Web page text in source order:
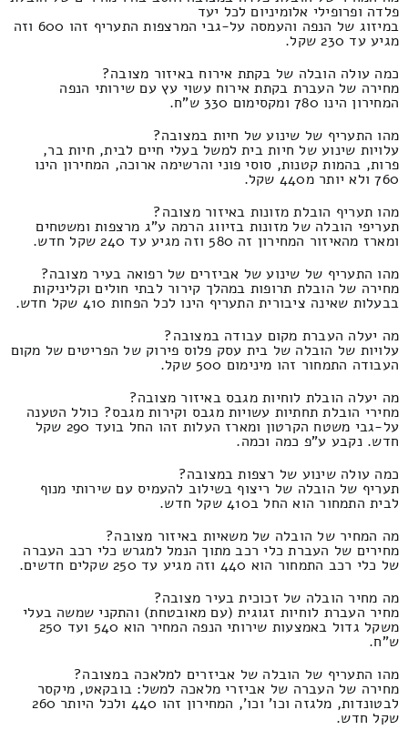
פלדה ופרופילי אלומיניום לכל יעד
במיזוג של הנפה והעמסה על-גבי המרצפות התעריף זהו 600 וזה
מגיע עד 230 שקל.
כמה עולה הובלה של בקתת אירוח באיזור מצובה?
מחירה של העברת בקתת אירוח עשוי עץ עם שירותי הנפה
המחירון הינו 780 ומקסימום 330 ש"ח.
מהו התעריף של שינוע של חיות במצובה?
עלויות שינוע של חיות בית למשל בעלי חיים לבית, חיות בר,
פרות, בהמות קטנות, סוסי פוני והרשימה ארוכה, המחירון הינו
760 ולא יותר מ440 שקל.
מהו תעריף הובלת מזונות באיזור מצובה?
תעריפי הובלה של מזונות בזיווג הרמה ע"ג מרצפות ומשטחים
ומארז מהאיזור המחירון זה 580 וזה מגיע עד 240 שקל חדש.
מהו התעריף של שינוע של אביזרים של רפואה בעיר מצובה?
מחירה של הובלת תרופות במהלך קירור לבתי חולים וקליניקות
בבעלות שאינה ציבורית התעריף הינו לכל הפחות 410 שקל חדש.
מה יעלה העברת מקום עבודה במצובה?
עלויות של הובלה של בית עסק פלוס פירוק של הפריטים של מקום
העבודה התמחור זהו מינימום 500 שקל.
מה יעלה הובלת לוחיות מגבס באיזור מצובה?
מחירי הובלת תחתיות עשויות מגבס וקירות מגבס? כולל הטענה
על-גבי משטח הקרטון ומארז העלות זהו החל בועד 290 שקל
חדש. נקבע ע"פ כמה וכמה.
כמה עולה שינוע של רצפות במצובה?
תעריף של הובלה של ריצוף בשילוב להעמיס עם שירותי מנוף
לבית התמחור הוא החל ב410 שקל חדש.
מה המחיר של הובלה של משאיות באיזור מצובה?
מחירים של העברת כלי רכב מתוך הנמל למגרש כלי רכב העברה
של כלי רכב התמחור הוא 440 וזה מגיע עד 250 שקלים חדשים.
מה מחיר הובלה של זכוכית בעיר מצובה?
מחיר העברת לוחיות זגוגית (עם מאובטחת) והתקני שמשה בעלי
משקל גדול באמצעות שירותי הנפה המחיר הוא 540 ועד 250
ש"ח.
מהו התעריף של הובלה של אביזרים למלאכה במצובה?
מחירה של העברה של אביזרי מלאכה למשל: בובקאט, מיקסר
לבטונדות, מלגזה וכו' וכו', המחירון זהו 440 ולכל היותר 260
שקל חדש.